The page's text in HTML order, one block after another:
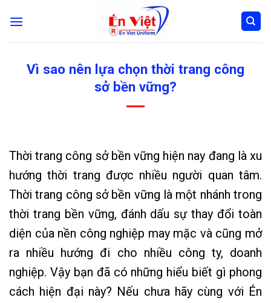
Vì sao nên lựa chọn thời trang công
sở bền vững?
Thời trang công sở bền vững hiện nay đang là xu
hướng thời trang được nhiều người quan tâm.
Thời trang công sở bền vững là một nhánh trong
thời trang bền vững, đánh dấu sự thay đổi toàn
diện của nền công nghiệp may mặc và cũng mở
ra nhiều hướng đi cho nhiều công ty, doanh
nghiệp. Vậy bạn đã có những hiểu biết gì phong
cách hiện đại này? Nếu chưa hãy cùng với Én